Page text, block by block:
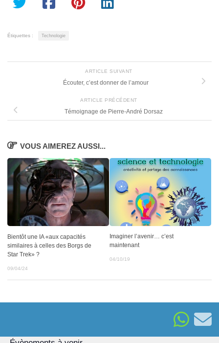
Étiquettes : Technologie
ARTICLE SUIVANT
Écouter, c’est donner de l’amour
ARTICLE PRÉCÉDENT
Témoignage de Pierre-André Dorsaz
VOUS AIMEREZ AUSSI...
Bientôt une IA «aux capacités
similaires à celles des Borgs de
Star Trek» ?
09/04/24
Imaginer l’avenir… c’est
maintenant
04/10/19